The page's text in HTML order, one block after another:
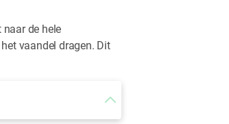
de hele
vaandel dragen. Dit